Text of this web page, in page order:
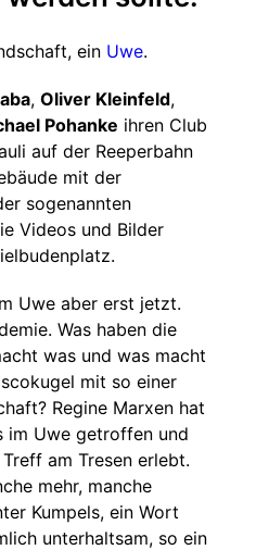
ein Uwe.
, Oliver Kleinfeld,
Pohanke ihren Club
auf der Reeperbahn
mit der
sogenannten
Videos und Bilder
Uwe aber erst jetzt.
Was haben die
was und was macht
mit so einer
Regine Marxen hat
im Uwe getroffen und
am Tresen erlebt.
mehr, manche
Kumpels, ein Wort
unterhaltsam, so ein